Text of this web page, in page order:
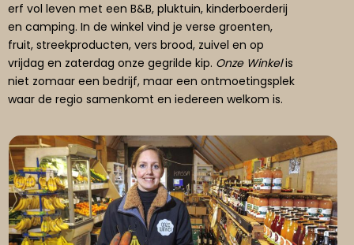
erf vol leven met een B&B, pluktuin, kinderboerderij
en camping. In de winkel vind je verse groenten,
fruit, streekproducten, vers brood, zuivel en op
vrijdag en zaterdag onze gegrilde kip. Onze Winkelis
niet zomaar een bedrijf, maar een ontmoetingsplek
waar de regio samenkomt en iedereen welkom is.